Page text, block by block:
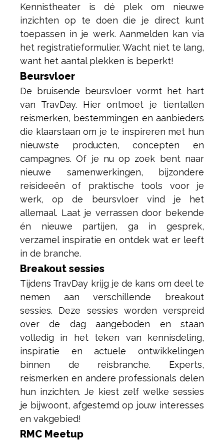
Kennistheater is dé plek om nieuwe
inzichten op te doen die je direct kunt
toepassen in je werk. Aanmelden kan via
het registratieformulier. Wacht niet te lang,
want het aantal plekken is beperkt!
Beursvloer
De bruisende beursvloer vormt het hart
van TravDay. Hier ontmoet je tientallen
reismerken, bestemmingen en aanbieders
die klaarstaan om je te inspireren met hun
nieuwste producten, concepten en
campagnes. Of je nu op zoek bent naar
nieuwe samenwerkingen, bijzondere
reisideeën of praktische tools voor je
werk, op de beursvloer vind je het
allemaal. Laat je verrassen door bekende
én nieuwe partijen, ga in gesprek,
verzamel inspiratie en ontdek wat er leeft
in de branche.
Breakout sessies
Tijdens TravDay krijg je de kans om deel te
nemen aan verschillende breakout
sessies. Deze sessies worden verspreid
over de dag aangeboden en staan
volledig in het teken van kennisdeling,
inspiratie en actuele ontwikkelingen
binnen de reisbranche. Experts,
reismerken en andere professionals delen
hun inzichten. Je kiest zelf welke sessies
je bijwoont, afgestemd op jouw interesses
en vakgebied!
RMC Meetup